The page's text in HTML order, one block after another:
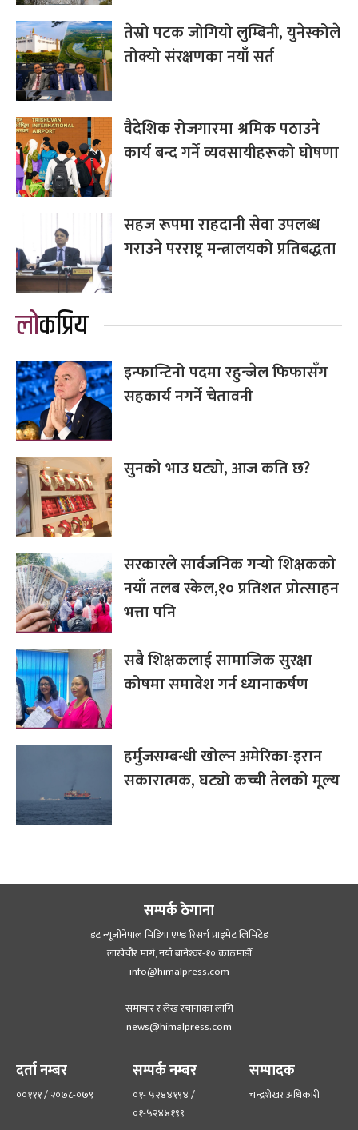
तेस्रो पटक जोगियो लुम्बिनी, युनेस्कोले
तोक्यो संरक्षणका नयाँ सर्त
वैदेशिक रोजगारमा श्रमिक पठाउने
कार्य बन्द गर्ने व्यवसायीहरूको घोषणा
सहज रूपमा राहदानी सेवा उपलब्ध
गराउने परराष्ट्र मन्त्रालयको प्रतिबद्धता
लोकप्रिय
इन्फान्टिनो पदमा रहुन्जेल फिफासँग
सहकार्य नगर्ने चेतावनी
सुनको भाउ घट्यो, आज कति छ?
सरकारले सार्वजनिक गर्‍यो शिक्षकको
नयाँ तलब स्केल,१० प्रतिशत प्रोत्साहन
भत्ता पनि
सबै शिक्षकलाई सामाजिक सुरक्षा
कोषमा समावेश गर्न ध्यानाकर्षण
हर्मुजसम्बन्धी खोल्न अमेरिका-इरान
सकारात्मक, घट्यो कच्ची तेलको मूल्य
सम्पर्क ठेगाना
डट न्यूजीनेपाल मिडिया एण्ड रिसर्च प्राइभेट लिमिटेड
लाखेचौर मार्ग, नयाँ बानेश्‍वर-१० काठमाडौँ
info@himalpress.com
समाचार र लेख रचानाका लागि
news@himalpress.com
दर्ता नम्बर
००१११ / २०७८-०७९
सम्पर्क नम्बर
०१- ५२४४१९४ /
०१-५२४४१९९
सम्पादक
चन्द्रशेखर अधिकारी